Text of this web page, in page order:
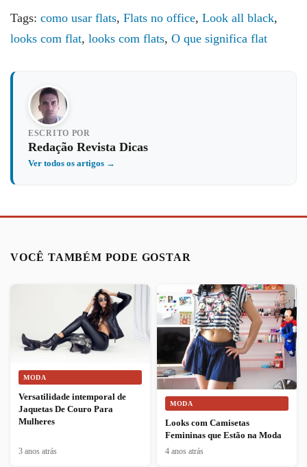
Tags: como usar flats, Flats no office, Look all black,
looks com flat, looks com flats, O que significa flat
ESCRITO POR
Redação Revista Dicas
Ver todos os artigos →
VOCÊ TAMBÉM PODE GOSTAR
MODA
Versatilidade intemporal de
Jaquetas De Couro Para
Mulheres
3 anos atrás
MODA
Looks com Camisetas
Femininas que Estão na Moda
4 anos atrás